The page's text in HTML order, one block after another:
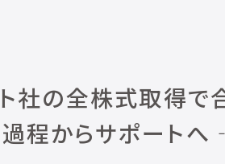
社の全株式取得で
程からサポートへ‐